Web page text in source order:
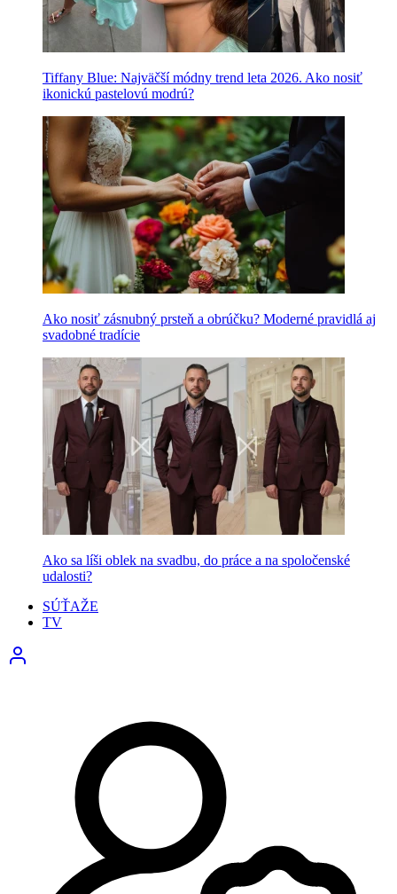
Tiffany Blue: Najväčší módny trend leta 2026. Ako nosiť
ikonickú pastelovú modrú?
Ako nosiť zásnubný prsteň a obrúčku? Moderné pravidlá aj
svadobné tradície
Ako sa líši oblek na svadbu, do práce a na spoločenské
udalosti?
SÚŤAŽE
TV